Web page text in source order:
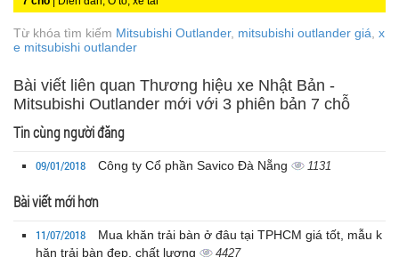
Từ khóa tìm kiếm Mitsubishi Outlander, mitsubishi outlander giá x
e mitsubishi outlander
Bài viết liên quan Thương hiệu xe Nhật Bản -
Mitsubishi Outlander mới với 3 phiên bản 7 chỗ
Tin cùng người đăng
09/01/2018 Công ty Cổ phần Savico Đà Nẵng 1131
Bài viết mới hơn
11/07/2018
Mua khăn trải bàn ở đâu tại TPHCM giá tốt, mẫu k
hăn trải bàn đẹp, chất lượng
4427